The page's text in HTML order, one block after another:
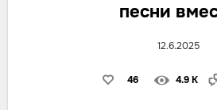
песни
12.6.2025
46 4.9 K